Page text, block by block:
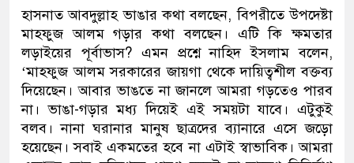
হাসনাত আবদুল্লাহ ভাঙার কথা বলছেন, বিপরীতে উপদেষ্টা
মাহফুজ আলম গড়ার কথা বলছেন। এটি কি ক্ষমতার
লড়াইয়ের পূর্বাভাস? এমন প্রশ্নে নাহিদ ইসলাম বলেন,
‘মাহফুজ আলম সরকারের জায়গা থেকে দায়িত্বশীল বক্তব্য
দিয়েছেন। আবার ভাঙতে না জানলে আমরা গড়তেও পারব
না। ভাঙা-গড়ার মধ্য দিয়েই এই সময়টা যাবে। এটুকুই
বলব। নানা ঘরানার মানুষ ছাত্রদের ব্যানারে এসে জড়ো
হয়েছেন। সবাই একমতের হবে না এটাই স্বাভাবিক। আমরা